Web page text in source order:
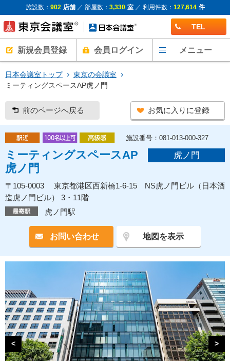
施設数： 902 店舗／ 部屋数： 3,330 室／ 利用件数： 127,614 件
TEL
新規会員登録 会員ログイン メニュー
日本会議室トップ
東京の会議室
ミーティングスペースAP虎ノ門
前のページへ戻る お気に入りに登録
施設番号：081-013-000-327
ミーティングスペースAP
虎ノ門
虎ノ門
〒105-0003 東京都港区西新橋1-6-15 NS虎ノ門ビル（日本酒
造虎ノ門ビル） 3・11階
虎ノ門駅
お問い合わせ 地図を表示
< >